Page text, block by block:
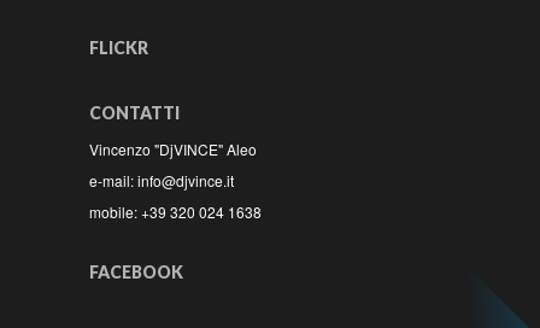
FLICKR
CONTATTI
Vincenzo "DjVINCE" Aleo
e-mail: info@djvince.it
mobile: +39 320 024 1638
FACEBOOK